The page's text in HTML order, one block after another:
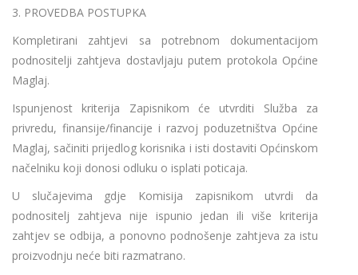
3. PROVEDBA POSTUPKA
Kompletirani zahtjevi sa potrebnom dokumentacijom
podnositelji zahtjeva dostavljaju putem protokola Općine
Maglaj.
Ispunjenost kriterija Zapisnikom će utvrditi Služba za
privredu, finansije/financije i razvoj poduzetništva Općine
Maglaj, sačiniti prijedlog korisnika i isti dostaviti Općinskom
načelniku koji donosi odluku o isplati poticaja.
U slučajevima gdje Komisija zapisnikom utvrdi da
podnositelj zahtjeva nije ispunio jedan ili više kriterija
zahtjev se odbija, a ponovno podnošenje zahtjeva za istu
proizvodnju neće biti razmatrano.